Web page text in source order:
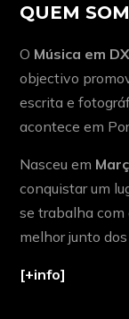
QUEM
O Música em DX
objectivo
escrita e
acontece em
Nasceu em
conquistar um
se trabalha com
melhor junto
[+info]